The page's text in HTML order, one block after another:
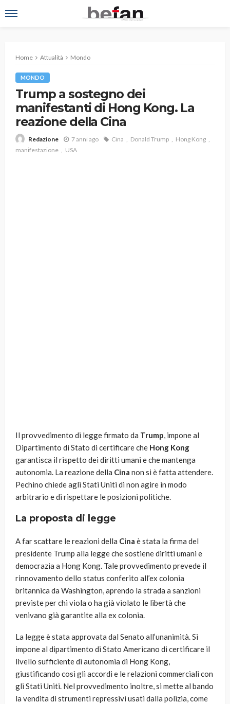
Home Attualità Mondo
MONDO
Trump a sostegno dei
manifestanti di Hong Kong. La
reazione della Cina
Redazione 7 anni ago Cina Donald Trump
Hong Kong
manifestazione
USA
Il provvedimento di legge firmato da Trump, impone al
Dipartimento di Stato di certificare che Hong Kong
garantisca il rispetto dei diritti umani e che mantenga
autonomia. La reazione della Cina non si è fatta attendere.
Pechino chiede agli Stati Uniti di non agire in modo
arbitrario e di rispettare le posizioni politiche.
La proposta di legge
A far scattare le reazioni della Cina è stata la firma del
presidente Trump alla legge che sostiene diritti umani e
democrazia a Hong Kong. Tale provvedimento prevede il
rinnovamento dello status conferito all’ex colonia
britannica da Washington, aprendo la strada a sanzioni
previste per chi viola o ha già violato le libertà che
venivano già garantite alla ex colonia.
La legge è stata approvata dal Senato all’unanimità. Si
impone al dipartimento di Stato Americano di certificare il
livello sufficiente di autonomia di Hong Kong,
giustificando così gli accordi e le relazioni commerciali con
gli Stati Uniti. Nel provvedimento inoltre, si mette al bando
la vendita di strumenti repressivi usati dalla polizia, come